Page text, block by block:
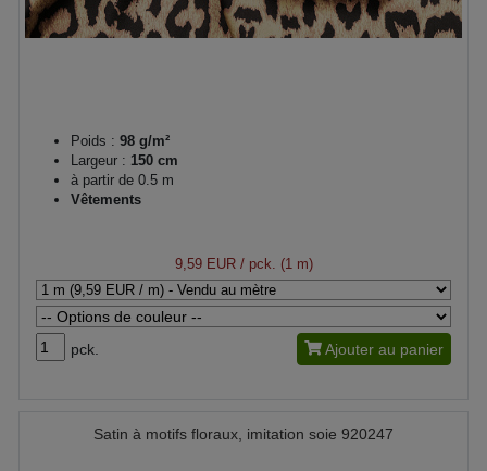
Poids : 98 g/m²
Largeur : 150 cm
à partir de 0.5 m
Vêtements
9,59 EUR/ pck. (1 m)
pck. Ajouter au panier
Satin à motifs floraux, imitation soie 920247